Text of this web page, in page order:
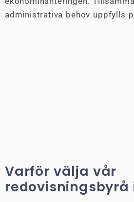
administrativa behov uppfylls
Varför välja vår
redovisningsbyrå